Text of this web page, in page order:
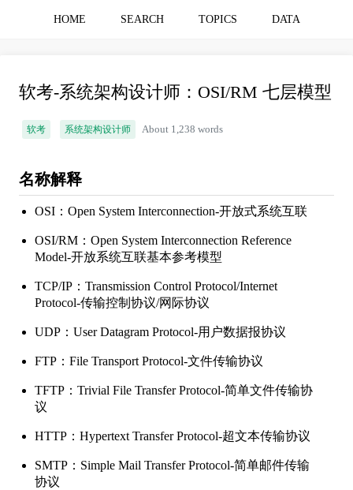
HOME SEARCH TOPICS DATA
软考-系统架构设计师：OSI/RM 七层模型
软考 系统架构设计师 About 1,238 words
名称解释
OSI：Open System Interconnection-开放式系统互联
OSI/RM：Open System Interconnection Reference
Model-开放系统互联基本参考模型
TCP/IP：Transmission Control Protocol/Internet
Protocol-传输控制协议/网际协议
UDP：User Datagram Protocol-用户数据报协议
FTP：File Transport Protocol-文件传输协议
TFTP：Trivial File Transfer Protocol-简单文件传输协
议
HTTP：Hypertext Transfer Protocol-超文本传输协议
SMTP：Simple Mail Transfer Protocol-简单邮件传输
协议